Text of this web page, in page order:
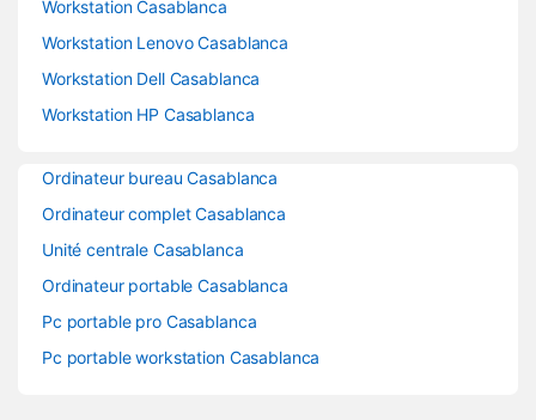
Workstation Casablanca
Workstation Lenovo Casablanca
Workstation Dell Casablanca
Workstation HP Casablanca
Ordinateur bureau Casablanca
Ordinateur complet Casablanca
Unité centrale Casablanca
Ordinateur portable Casablanca
Pc portable pro Casablanca
Pc portable workstation Casablanca